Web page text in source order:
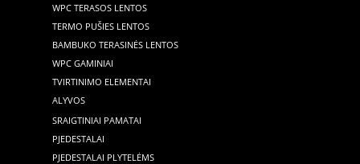
WPC TERASOS LENTOS
TERMO PUŠIES LENTOS
BAMBUKO TERASINĖS LENTOS
WPC GAMINIAI
TVIRTINIMO ELEMENTAI
ALYVOS
SRAIGTINIAI PAMATAI
PJEDESTALAI
PJEDESTALAI PLYTELĖMS